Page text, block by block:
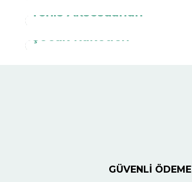
Tenis Aksesuarları
Çocuk Raketleri
GÜVENLİ ÖDEME